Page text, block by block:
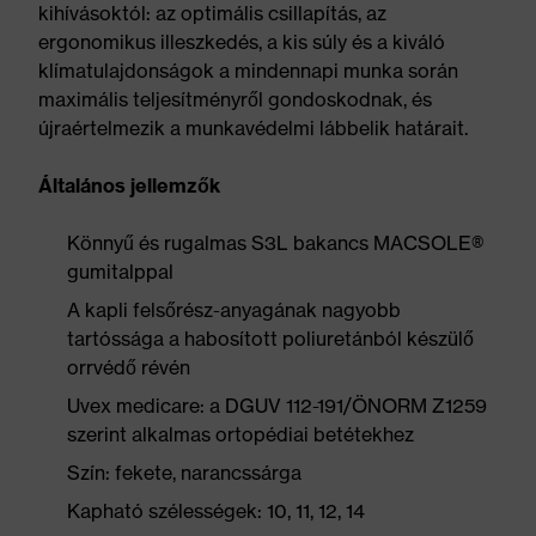
kihívásoktól: az optimális csillapítás, az
ergonomikus illeszkedés, a kis súly és a kiváló
klímatulajdonságok a mindennapi munka során
maximális teljesítményről gondoskodnak, és
újraértelmezik a munkavédelmi lábbelik határait.
Általános jellemzők
Könnyű és rugalmas S3L bakancs MACSOLE®
gumitalppal
A kapli felsőrész-anyagának nagyobb
tartóssága a habosított poliuretánból készülő
orrvédő révén
Uvex medicare: a DGUV 112-191/ÖNORM Z1259
szerint alkalmas ortopédiai betétekhez
Szín: fekete, narancssárga
Kapható szélességek: 10, 11, 12, 14